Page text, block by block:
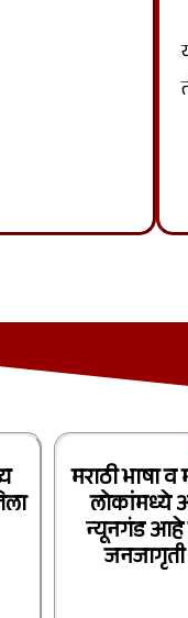
मराठी भाषा
लोकांमध्ये
न्यूनगंड आहे